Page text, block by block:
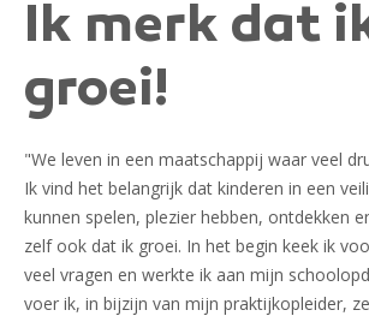
Ik merk dat
groei!
"We leven in een maatschappij waar veel
Ik vind het belangrijk dat kinderen in een
kunnen spelen, plezier hebben, ontdekken
zelf ook dat ik groei. In het begin keek ik
veel vragen en werkte ik aan mijn
voer ik, in bijzijn van mijn praktijkopleider,